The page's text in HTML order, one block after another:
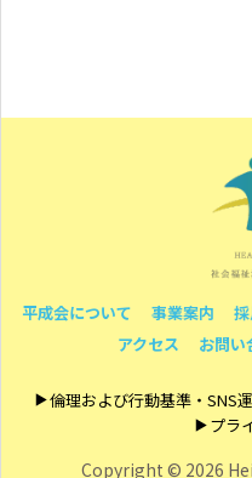
平成会について 事業案内
アクセス
お問い
倫理および行動基準・SNS
プラ
Copyright © 2026